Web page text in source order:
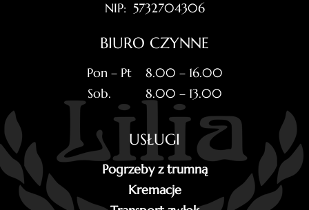
NIP: 5732704306
BIURO CZYNNE
Pon – Pt 8.00 – 16.00
Sob. 8.00 – 13.00
USŁUGI
Pogrzeby z trumną
Kremacje